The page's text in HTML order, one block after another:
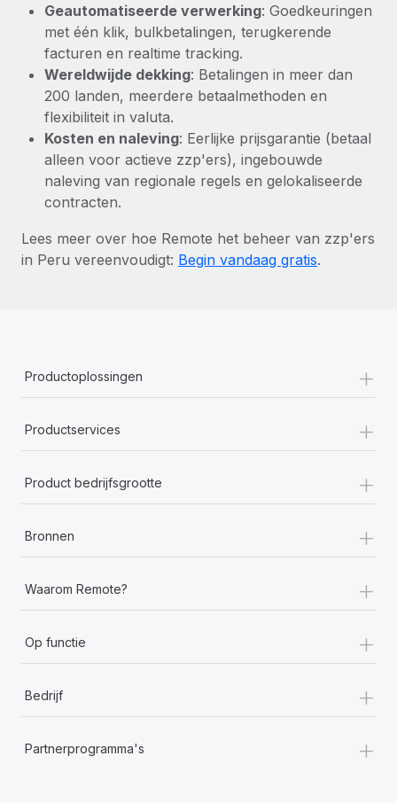
Geautomatiseerde verwerking: Goedkeuringen
met één klik, bulkbetalingen, terugkerende
facturen en realtime tracking.
Wereldwijde dekking: Betalingen in meer dan
200 landen, meerdere betaalmethoden en
flexibiliteit in valuta.
Kosten en naleving: Eerlijke prijsgarantie (betaal
alleen voor actieve zzp'ers), ingebouwde
naleving van regionale regels en gelokaliseerde
contracten.
Lees meer over hoe Remote het beheer van zzp'ers
in Peru vereenvoudigt: Begin vandaag gratis.
Productoplossingen +
Productservices +
Product bedrijfsgrootte +
Bronnen +
Waarom Remote? +
Op functie +
Bedrijf +
Partnerprogramma's +